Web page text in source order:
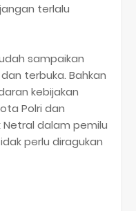
terlalu
sampaikan
terbuka. Bahkan
kebijakan
Polri dan
dalam pemilu
perlu diragukan